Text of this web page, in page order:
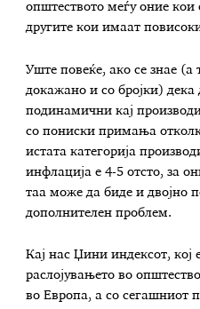
општествотo меѓу оние
другите кои имаат
Уште повеќе, ако се знае (а
докажано и со бројки)
подинамични кај
со пониски примања
истата категорија
инфлација е 4-5 отсто, за
таа може да биде и двојно
дополнителен проблем.
Кај нас Џини индексот, кој
раслојувањето во
во Европа, а со сегашниот